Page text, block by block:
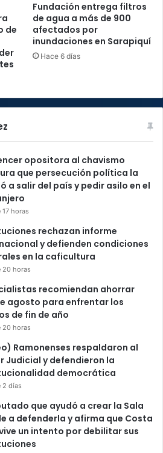
de
Fundación entrega filtros
de agua a más de 900
afectados por
inundaciones en Sarapiquí
Hace 6 días
opositora al chavismo
que persecución política la
a salir del país y pedir asilo en el
17 horas
rechazan informe
y defienden condiciones
en la caficultura
20 horas
recomiendan ahorrar
agosto para enfrentar los
de fin de año
20 horas
Ramonenses respaldaron al
Judicial y defendieron la
democrática
2 días
que ayudó a crear la Sala
a defenderla y afirma que Costa
un intento por debilitar sus